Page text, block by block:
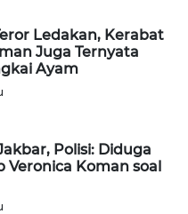
Ledakan, Kerabat
Juga Ternyata
Ayam
Polisi: Diduga
Veronica Koman soal